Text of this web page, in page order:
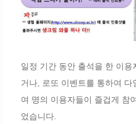
일정 기간 동안 출석을 한 이
거나, 로또 이벤트를 통하여
여 명의 이용자들이 즐겁게 참
었습니다.